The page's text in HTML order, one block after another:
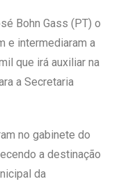
Bohn Gass (PT) o
e intermediaram a
que irá auxiliar na
a Secretaria
no gabinete do
a destinação
da